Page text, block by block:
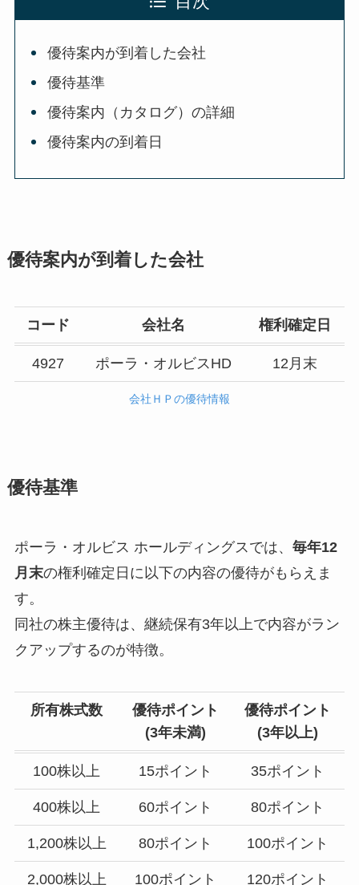
優待案内が到着した会社
優待基準
優待案内（カタログ）の詳細
優待案内の到着日
優待案内が到着した会社
コード 会社名 権利確定日
4927 ポーラ・オルビスHD 12月末
会社ＨＰの優待情報
優待基準
ポーラ・オルビス ホールディングスでは、 毎年12
月末の権利確定日に以下の内容の優待がもらえま
す。
同社の株主優待は、継続保有3年以上で内容がラン
クアップするのが特徴。
所有株式数
優待ポイント
(3年未満)
優待ポイント
(3年以上)
100株以上 15ポイント 35ポイント
400株以上 60ポイント 80ポイント
1,200株以上 80ポイント 100ポイント
2,000株以上 100ポイント 120ポイント